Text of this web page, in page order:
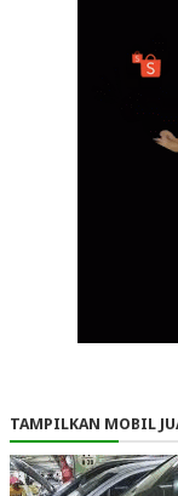
TAMPILKAN MOBIL